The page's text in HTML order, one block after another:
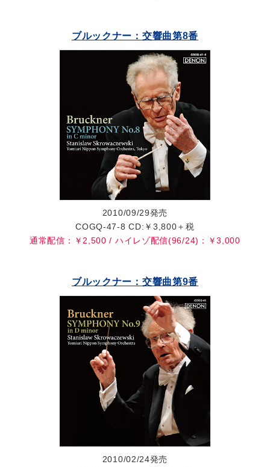
ブルックナー：交響曲第8番
2010/09/29発売
COGQ-47-8 CD:￥3,800＋税
通常配信：￥2,500 / ハイレゾ配信(96/24)：￥3,000
ブルックナー：交響曲第9番
2010/02/24発売